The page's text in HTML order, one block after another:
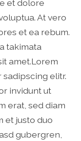
et dolore
At vero
et ea rebum.
takimata
amet.Lorem
elitr.
invidunt ut
erat, sed diam
et justo duo
gubergren,